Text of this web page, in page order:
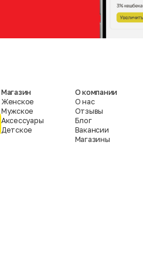
Магазин
Женское
Мужское
Аксессуары
Детское
О компании
О нас
Отзывы
Блог
Вакансии
Магазины